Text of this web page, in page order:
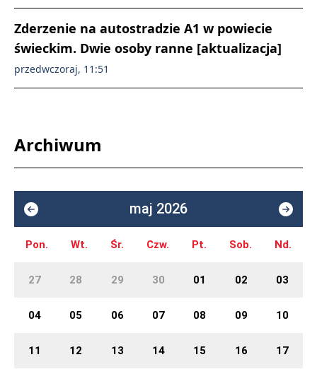
Zderzenie na autostradzie A1 w powiecie
świeckim. Dwie osoby ranne [aktualizacja]
przedwczoraj, 11:51
Archiwum
maj 2026
Pon. Wt. Śr. Czw. Pt. Sob. Nd.
27 28 29 30 01 02 03
04 05 06 07 08 09 10
11 12 13 14 15 16 17